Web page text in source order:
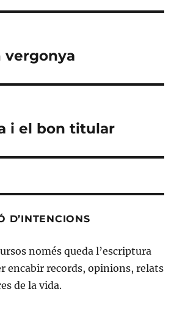
vergonya
i el bon titular
D’INTENCIONS
només queda l’escriptura
encabir records, opinions, relats
de la vida.